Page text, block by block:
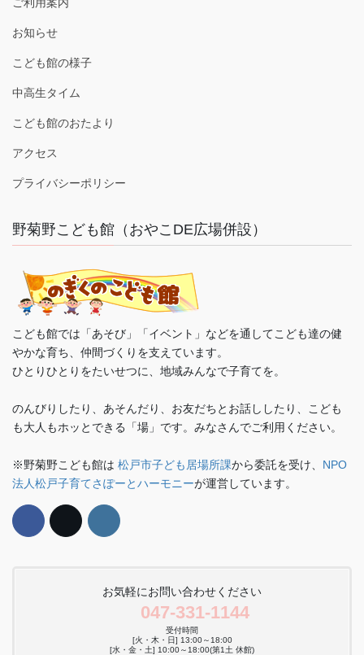
お知らせ
こども館の様子
中高生タイム
こども館のおたより
アクセス
プライバシーポリシー
野菊野こども館（おやこDE広場併設）
こども館では「あそび」「イベント」などを通してこども達の健
やかな育ち、仲間づくりを支えています。
ひとりひとりをたいせつに、地域みんなで子育てを。
のんびりしたり、あそんだり、お友だちとお話ししたり、こども
も大人もホッとできる「場」です。みなさんでご利用ください。
※野菊野こども館は 松戸市子ども居場所課から委託を受け、 NPO
法人松戸子育てさぽーとハーモニーが運営しています。
お気軽にお問い合わせください
047-331-1144
受付時間
[火・木・日] 13:00～18:00
[水・金・土] 10:00～18:00(第1土 休館)